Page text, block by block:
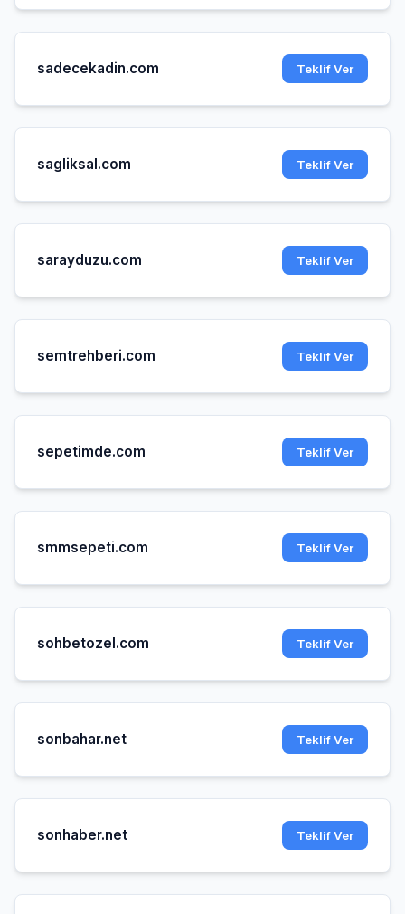
sadecekadin.com Teklif Ver
sagliksal.com Teklif Ver
sarayduzu.com Teklif Ver
semtrehberi.com Teklif Ver
sepetimde.com Teklif Ver
smmsepeti.com Teklif Ver
sohbetozel.com Teklif Ver
sonbahar.net Teklif Ver
sonhaber.net Teklif Ver